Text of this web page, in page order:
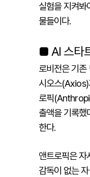
실험을 지켜
물들이다.
■ AI 스타
로비전은 기존
시오스(Axios)
로픽
출액을 기록
한다.
앤트로픽은 자
감독이 없는